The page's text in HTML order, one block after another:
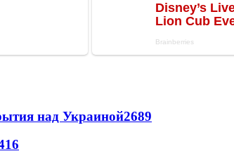
над Украиной2689